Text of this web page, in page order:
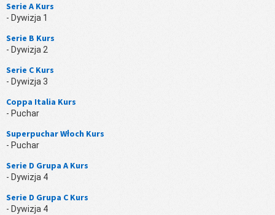
Serie A Kurs
- Dywizja 1
Serie B Kurs
- Dywizja 2
Serie C Kurs
- Dywizja 3
Coppa Italia Kurs
- Puchar
Superpuchar Włoch Kurs
- Puchar
Serie D Grupa A Kurs
- Dywizja 4
Serie D Grupa C Kurs
- Dywizja 4